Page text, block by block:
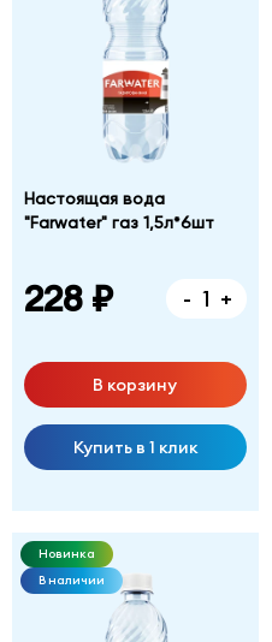
Настоящая вода
"Farwater" газ 1,5л*6шт
228 ₽ - +
В корзину
Купить в 1 клик
Новинка
В наличии